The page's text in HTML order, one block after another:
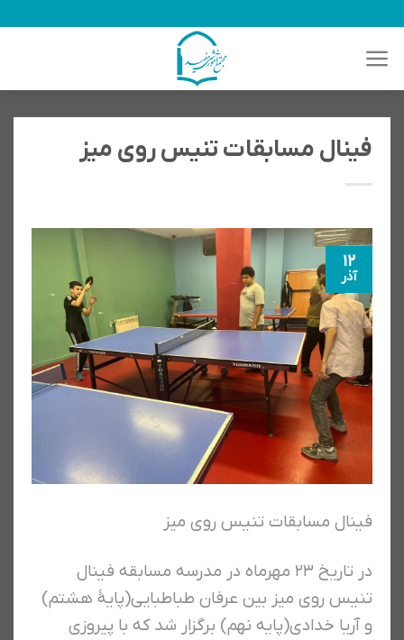
محتوا
فینال مسابقات تنیس روی میز
12
آذر
فینال مسابقات تنیس روی میز
در تاریخ ۲۳ مهرماه در مدرسه مسابقه فینال
تنیس روی میز بین عرفان طباطبایی(پایۀ هشتم)
و آریا خدادی(پایه نهم) برگزار شد که با پیروزی